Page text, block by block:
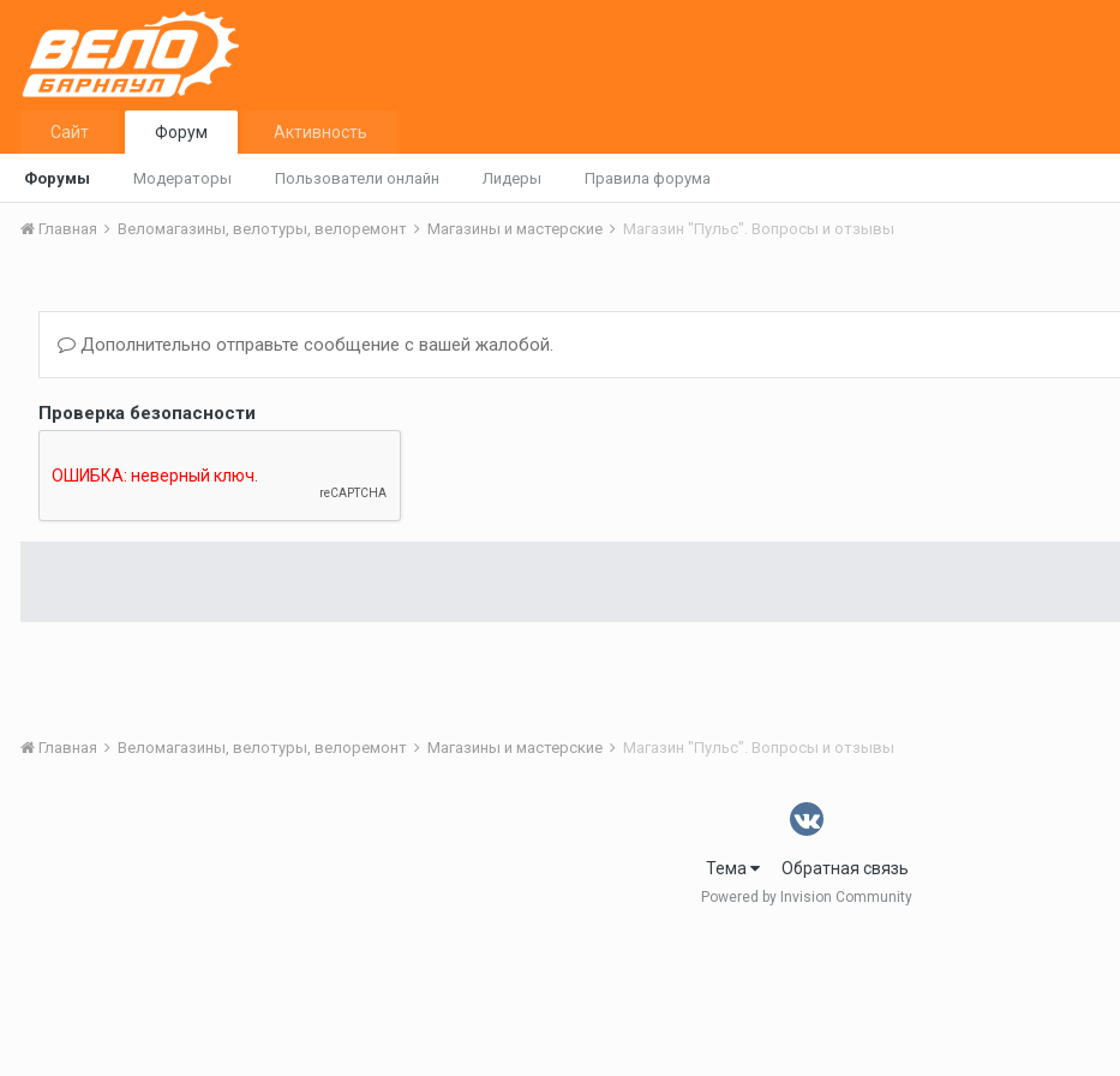
Сайт Форум
Форумы Модераторы Пользователи онлайн Лидеры Правила форума
Активность
Главная Веломагазины, велотуры, велоремонт Магазины и мастерские Магазин "Пульс". Вопросы и отзывы
Дополнительно отправьте сообщение с вашей жалобой.
Проверка безопасности
Главная Веломагазины, велотуры, велоремонт Магазины и мастерские Магазин "Пульс". Вопросы и отзывы
Тема Обратная связь
Powered by Invision Community